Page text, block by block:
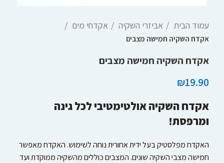
עמוד הבית אביזרי השקיה אקדחי מים
אקדח השקיה חמישה מצבים
אקדח השקיה חמישה מצבים
₪19.90
אקדח השקיה אולטימטיבי לכל גינה
ומרפסת!
האקדח מפלסטיק בעל ידית אחורית נוחה לשימוש. האקדח מאפשר
חמישה מצבי השקיה שונים. המצבים כוללים מהשקיה ממוקדת ועד